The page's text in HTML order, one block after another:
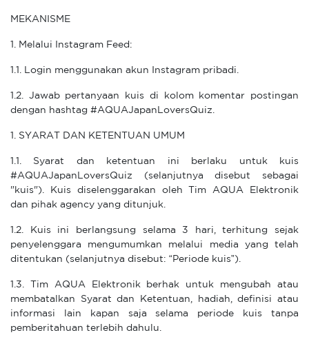
MEKANISME
1. Melalui Instagram Feed:
1.1. Login menggunakan akun Instagram pribadi.
1.2. Jawab pertanyaan kuis di kolom komentar postingan
dengan hashtag #AQUAJapanLoversQuiz.
1. SYARAT DAN KETENTUAN UMUM
1.1. Syarat dan ketentuan ini berlaku untuk kuis
#AQUAJapanLoversQuiz (selanjutnya disebut sebagai
"kuis"). Kuis diselenggarakan oleh Tim AQUA Elektronik
dan pihak agency yang ditunjuk.
1.2. Kuis ini berlangsung selama 3 hari, terhitung sejak
penyelenggara mengumumkan melalui media yang telah
ditentukan (selanjutnya disebut: “Periode kuis”).
1.3. Tim AQUA Elektronik berhak untuk mengubah atau
membatalkan Syarat dan Ketentuan, hadiah, definisi atau
informasi lain kapan saja selama periode kuis tanpa
pemberitahuan terlebih dahulu.